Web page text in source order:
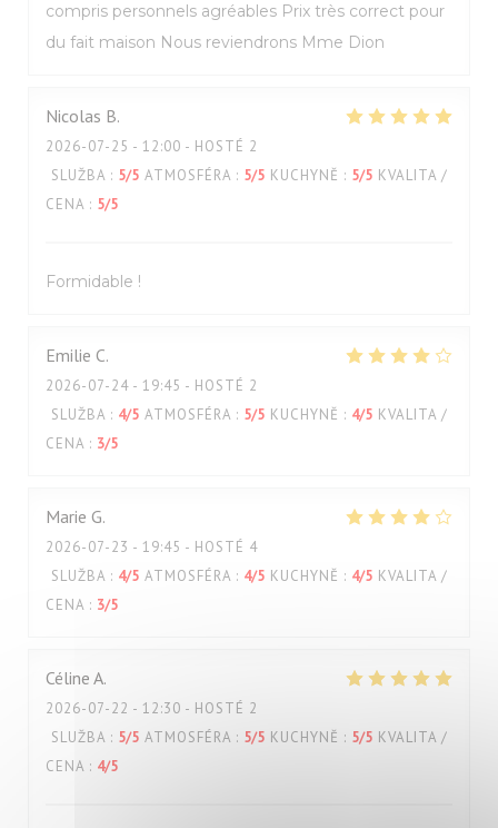
compris personnels agréables Prix très correct pour
du fait maison Nous reviendrons Mme Dion
Nicolas B
2026-07-25 - 12:00 - HOSTÉ 2
SLUŽBA : 5/5 ATMOSFÉRA : 5/5 KUCHYNĚ : 5/5 KVALITA /
CENA : 5/5
Formidable !
Emilie C
2026-07-24 - 19:45 - HOSTÉ 2
SLUŽBA : 4/5 ATMOSFÉRA : 5/5 KUCHYNĚ : 4/5 KVALITA /
CENA : 3/5
Marie G
2026-07-23 - 19:45 - HOSTÉ 4
SLUŽBA : 4/5 ATMOSFÉRA : 4/5 KUCHYNĚ : 4/5 KVALITA /
CENA : 3/5
Céline A
2026-07-22 - 12:30 - HOSTÉ 2
SLUŽBA : 5/5 ATMOSFÉRA : 5/5 KUCHYNĚ : 5/5 KVALITA /
CENA : 4/5